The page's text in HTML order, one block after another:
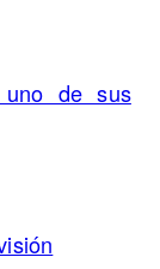
uno de sus